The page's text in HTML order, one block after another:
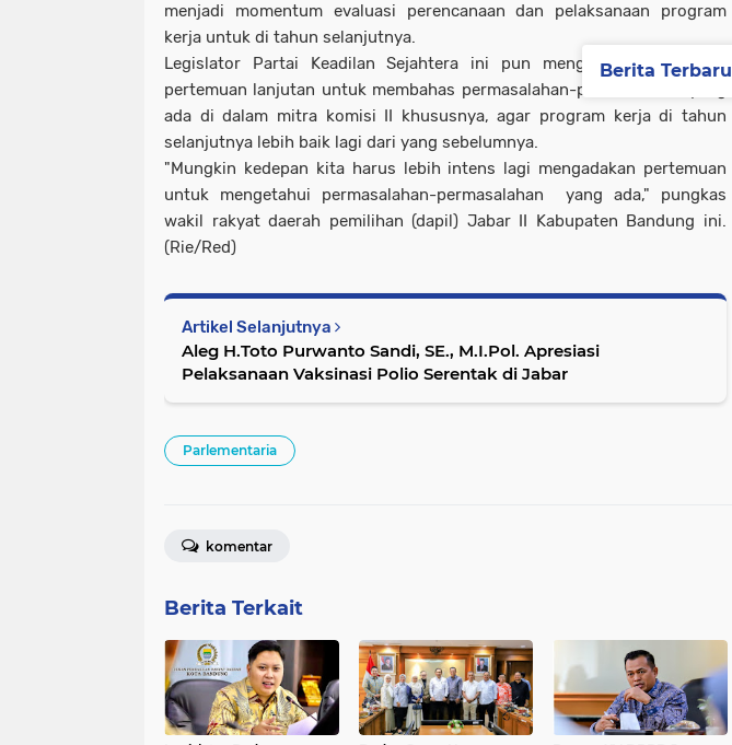
menjadi momentum evaluasi perencanaan dan pelaksanaan program
kerja untuk di tahun selanjutnya.
Legislator Partai Keadilan Sejahtera ini pun mengatakan perlu ada
pertemuan lanjutan untuk membahas permasalahan-permasalahan yang
ada di dalam mitra komisi II khususnya, agar program kerja di tahun
selanjutnya lebih baik lagi dari yang sebelumnya.
"Mungkin kedepan kita harus lebih intens lagi mengadakan pertemuan
untuk mengetahui permasalahan-permasalahan yang ada," pungkas
wakil rakyat daerah pemilihan (dapil) Jabar II Kabupaten Bandung ini.
(Rie/Red)
Artikel Selanjutnya
Aleg H.Toto Purwanto Sandi, SE., M.I.Pol. Apresiasi
Pelaksanaan Vaksinasi Polio Serentak di Jabar
Parlementaria
komentar
Berita Terkait
Berita Terbaru